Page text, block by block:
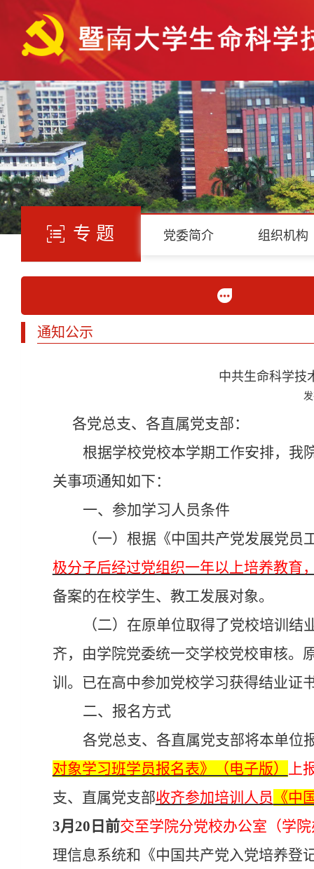
专 题 党委简介 组织机构
通知公示
中共生命科学技
各党总支、各直属党支部：
根据学校党校本学期工作安排，我
关事项通知如下：
一、参加学习人员条件
（一）根据《中国共产党发展党员
极分子后经过党组织一年以上培养教育
备案的在校学生、 教工发展对象。
（二）在原单位取得了党校培训
齐，由学院党委统一交学校党校审核。
训。已在高中参加党校学习获得结业证
二、报名方式
各党总支、各直属党支部将本单位
对象学习班学员报名表》（电子版）
上
支、直属党支部收齐参加培训人员 《中
3月 20 日前交至学院分党校办公室（学
理信息系统和《中国共产党入党培养登